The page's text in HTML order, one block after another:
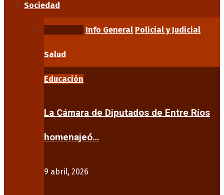
Sociedad
Info General Policial y Judicial
Salud
Educación
La Cámara de Diputados de Entre Ríos
homenajeó…
9 abril, 2026